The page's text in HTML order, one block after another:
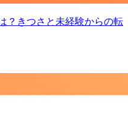
？きつさと未経験からの転